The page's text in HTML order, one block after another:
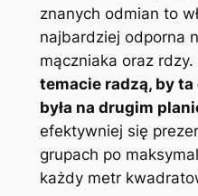
znanych odmian to
najbardziej odporna
mączniaka oraz rdzy.
temacie radzą, by
była na drugim
efektywniej się
grupach po
każdy metr